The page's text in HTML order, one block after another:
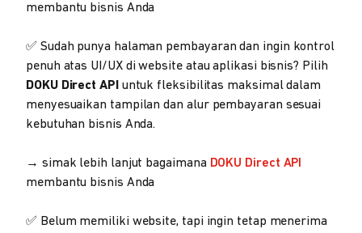
membantu bisnis Anda
✅ Sudah punya halaman pembayaran dan ingin kontrol
penuh atas UI/UX di website atau aplikasi bisnis? Pilih
DOKU Direct API untuk fleksibilitas maksimal dalam
menyesuaikan tampilan dan alur pembayaran sesuai
kebutuhan bisnis Anda.
→ simak lebih lanjut bagaimana DOKU Direct API
membantu bisnis Anda
✅ Belum memiliki website, tapi ingin tetap menerima